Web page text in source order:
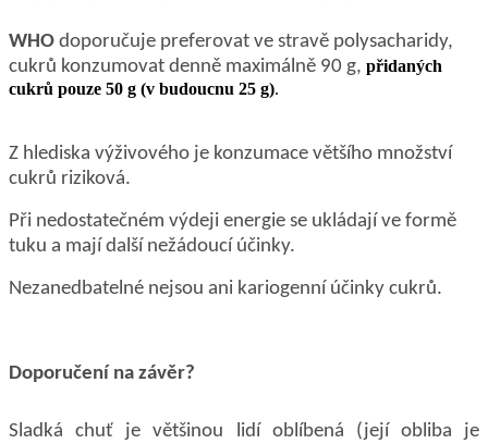
WHO doporučuje preferovat ve stravě polysacharidy,
cukrů konzumovat denně maximálně 90 g, přidaných
cukrů pouze 50 g (v budoucnu 25 g).
Z hlediska výživového je konzumace většího množství
cukrů riziková.
Při nedostatečném výdeji energie se ukládají ve formě
tuku a mají další nežádoucí účinky.
Nezanedbatelné nejsou ani kariogenní účinky cukrů.
Doporučení na závěr?
Sladká chuť je většinou lidí oblíbená (její obliba je